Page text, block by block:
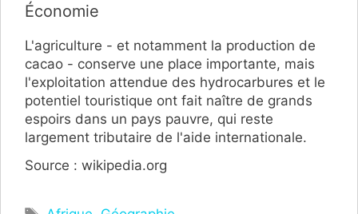
Économie
L'agriculture - et notamment la production de
cacao - conserve une place importante, mais
l'exploitation attendue des hydrocarbures et le
potentiel touristique ont fait naître de grands
espoirs dans un pays pauvre, qui reste
largement tributaire de l'aide internationale.
Source : wikipedia.org
Étiquettes